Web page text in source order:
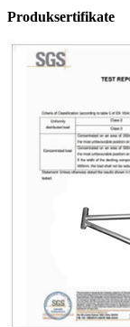
Produksertifikate